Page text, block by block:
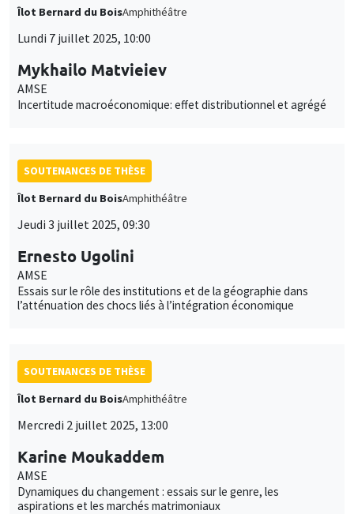
Îlot Bernard du BoisAmphithéâtre
Lundi 7 juillet 2025, 10:00
Mykhailo Matvieiev
AMSE
Incertitude macroéconomique: effet distributionnel et agrégé
SOUTENANCES DE THÈSE
Îlot Bernard du BoisAmphithéâtre
Jeudi 3 juillet 2025, 09:30
Ernesto Ugolini
AMSE
Essais sur le rôle des institutions et de la géographie dans
l’atténuation des chocs liés à l’intégration économique
SOUTENANCES DE THÈSE
Îlot Bernard du BoisAmphithéâtre
Mercredi 2 juillet 2025, 13:00
Karine Moukaddem
AMSE
Dynamiques du changement : essais sur le genre, les
aspirations et les marchés matrimoniaux